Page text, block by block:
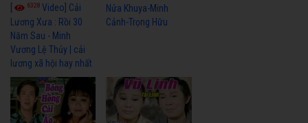
6328 Video] Cải
Lương Xưa : Rồi 30
Năm Sau - Minh
Vương Lệ Thủy | cải
lương xã hội hay nhất
Nửa Khuya-Minh
Cảnh-Trọng Hữu